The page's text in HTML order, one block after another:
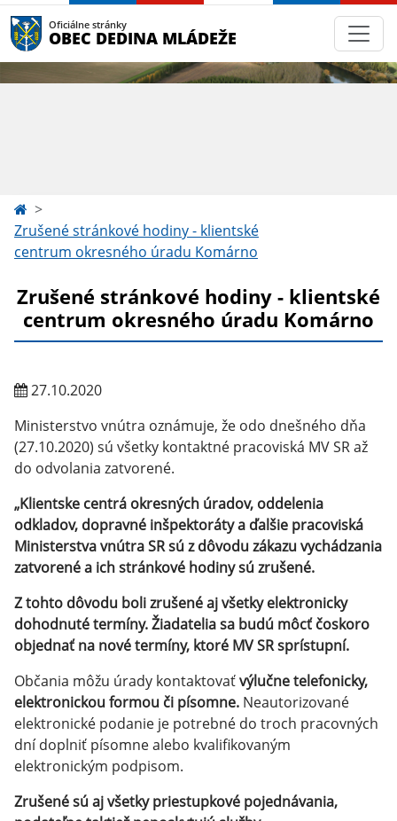
Oficiálne stránky
OBEC DEDINA MLÁDEŽE
Zrušené stránkové hodiny - klientské
centrum okresného úradu Komárno
Zrušené stránkové hodiny - klientské
centrum okresného úradu Komárno
27.10.2020
Ministerstvo vnútra oznámuje, že odo dnešného dňa
(27.10.2020) sú všetky kontaktné pracoviská MV SR až
do odvolania zatvorené.
„Klientske centrá okresných úradov, oddelenia
odkladov, dopravné inšpektoráty a ďalšie pracoviská
Ministerstva vnútra SR sú z dôvodu zákazu vychádzania
zatvorené a ich stránkové hodiny sú zrušené.
Z tohto dôvodu boli zrušené aj všetky elektronicky
dohodnuté termíny. Žiadatelia sa budú môcť čoskoro
objednať na nové termíny, ktoré MV SR sprístupní.
Občania môžu úrady kontaktovaťvýlučne telefonicky,
elektronickou formou či písomne. Neautorizované
elektronické podanie je potrebné do troch pracovných
dní doplniť písomne alebo kvalifikovaným
elektronickým podpisom.
Zrušené sú aj všetky priestupkové pojednávania,